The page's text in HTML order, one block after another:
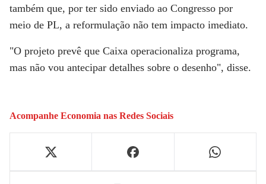
também que, por ter sido enviado ao Congresso por
meio de PL, a reformulação não tem impacto imediato.
"O projeto prevê que Caixa operacionaliza programa,
mas não vou antecipar detalhes sobre o desenho", disse.
Acompanhe Economia nas Redes Sociais